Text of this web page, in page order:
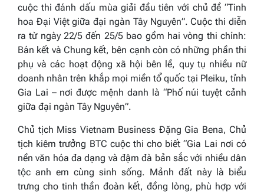
cuộc thi đánh dấu mùa giải đầu tiên với chủ đề “Tinh
hoa Đại Việt giữa đại ngàn Tây Nguyên”. Cuộc thi diễn
ra từ ngày 22/5 đến 25/5 bao gồm hai vòng thi chính:
Bán kết và Chung kết, bên cạnh còn có những phần thi
phụ và các hoạt động xã hội bên lề, quy tụ nhiều nữ
doanh nhân trên khắp mọi miền tổ quốc tại Pleiku, tỉnh
Gia Lai – nơi được mệnh danh là “Phố núi tuyệt cảnh
giữa đại ngàn Tây Nguyên”.
Chủ tịch Miss Vietnam Business Đặng Gia Bena, Chủ
tịch kiêm trưởng BTC cuộc thi cho biết “Gia Lai nơi có
nền văn hóa đa dạng và đậm đà bản sắc với nhiều dân
tộc anh em cùng sinh sống. Mảnh đất này là biểu
trưng cho tinh thần đoàn kết, đồng lòng, phù hợp với